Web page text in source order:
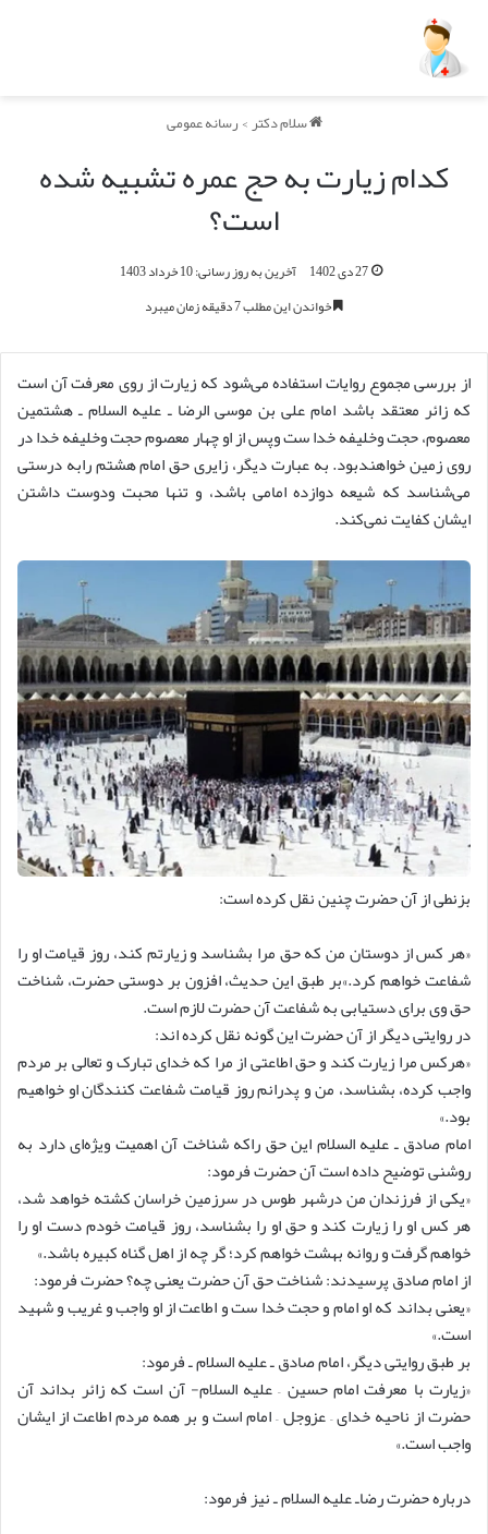
سلام دکتر>رسانه عمومی
کدام زیارت به حج عمره تشبیه شده
است؟
27 دی 1402
آخرین به روز رسانی: 10 خرداد 1403
خواندن این مطلب 7 دقیقه زمان میبرد
از بررسی مجموع روایات استفاده می‌شود که زیارت از روی معرفت آن است
که زائر معتقد باشد امام علی بن موسی الرضا ـ علیه السلام ـ هشتمین
معصوم، حجت وخلیفه خدا ست وپس از او چهار معصوم حجت وخلیفه خدا در
روی زمین خواهندبود. به عبارت دیگر، زایری حق امام هشتم رابه درستی
می‌شناسد که شیعه دوازده امامی باشد، و تنها محبت ودوست داشتن
ایشان کفایت نمی‌کند.
بزنطی از آن حضرت چنین نقل کرده است:
«هر کس از دوستان من که حق مرا بشناسد و زیارتم کند، روز قیامت او را
شفاعت خواهم کرد.»بر طبق این حدیث، افزون بر دوستی حضرت، شناخت
حق وی برای دستیابی به شفاعت آن حضرت لازم است.
در روایتی دیگر از آن حضرت این گونه نقل کرده اند:
«هرکس مرا زیارت کند و حق اطاعتی از مرا که خدای تبارک و تعالی بر مردم
واجب کرده، بشناسد، من و پدرانم روز قیامت شفاعت کنندگان او خواهیم
بود.»
امام صادق ـ علیه السلام این حق راکه شناخت آن اهمیت ویژه‌ای دارد به
روشنی توضیح داده است آن حضرت فرمود:
«یکی از فرزندان من درشهر طوس در سرزمین خراسان کشته خواهد شد،
هر کس او را زیارت کند و حق او را بشناسد، روز قیامت خودم دست او را
خواهم گرفت و روانه بهشت خواهم کرد؛ گر چه از اهل گناه کبیره باشد.»
از امام صادق پرسیدند: شناخت حق آن حضرت یعنی چه؟ حضرت فرمود:
«یعنی بداند که او امام و حجت خدا ست و اطاعت از او واجب و غریب و شهید
است.»
بر طبق روایتی دیگر، امام صادق ـ علیه السلام ـ فرمود:
«زیارت با معرفت امام حسین – علیه السلام- آن است که زائر بداند آن
حضرت از ناحیه خدای – عزوجل – امام است و بر همه مردم اطاعت از ایشان
واجب است.»
درباره حضرت رضاـ علیه السلام ـ نیز فرمود: